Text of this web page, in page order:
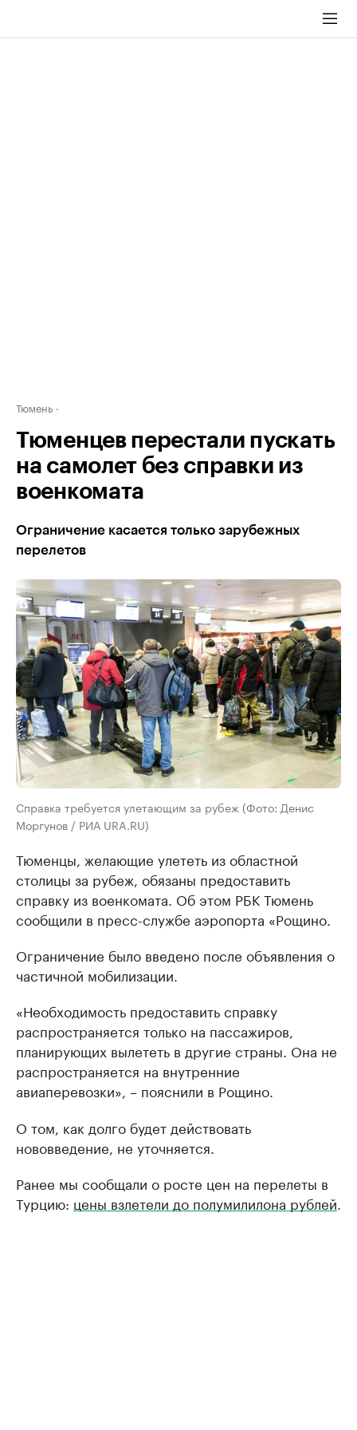
Тюмень
Тюменцев перестали пускать
на самолет без справки из
военкомата
Ограничение касается только зарубежных
перелетов
Справка требуется улетающим за рубеж (Фото: Денис
Моргунов / РИА URA.RU)
Тюменцы, желающие улететь из областной
столицы за рубеж, обязаны предоставить
справку из военкомата. Об этом РБК Тюмень
сообщили в пресс-службе аэропорта «Рощино.
Ограничение было введено после объявления о
частичной мобилизации.
«Необходимость предоставить справку
распространяется только на пассажиров,
планирующих вылететь в другие страны. Она не
распространяется на внутренние
авиаперевозки», – пояснили в Рощино.
О том, как долго будет действовать
нововведение, не уточняется.
Ранее мы сообщали о росте цен на перелеты в
Турцию: цены взлетели до полумилилона рублей.